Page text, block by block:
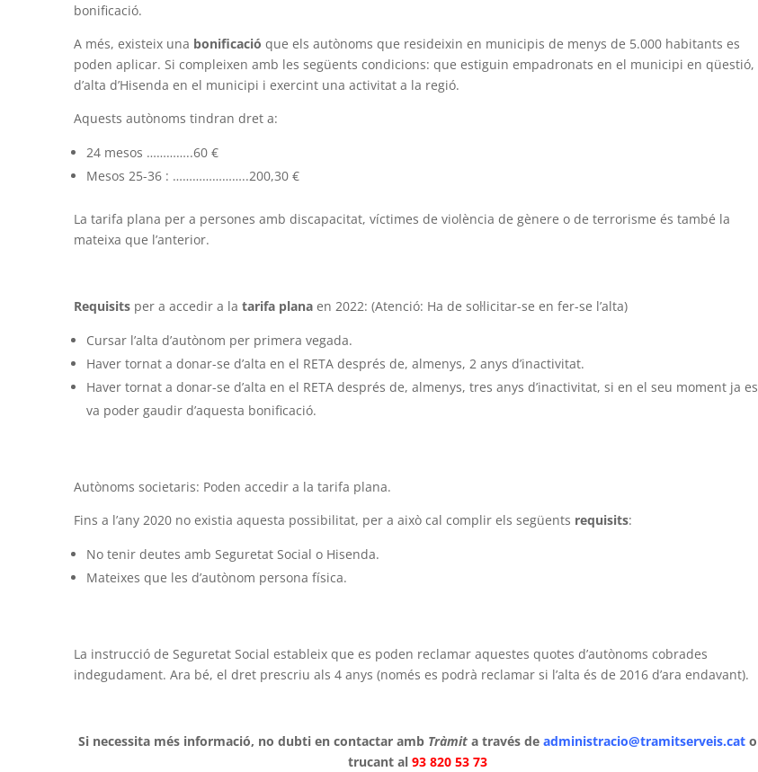
bonificació.
A més, existeix una bonificació que els autònoms que resideixin en municipis de menys de 5.000 habitants es
poden aplicar. Si compleixen amb les següents condicions: que estiguin empadronats en el municipi en qüestió,
d’alta d’Hisenda en el municipi i exercint una activitat a la regió.
Aquests autònoms tindran dret a:
24 mesos …………..60 €
Mesos 25-36 : …………………..200,30 €
La tarifa plana per a persones amb discapacitat, víctimes de violència de gènere o de terrorisme és també la
mateixa que l’anterior.
Requisits per a accedir a la tarifa plana en 2022: (Atenció: Ha de sol·licitar-se en fer-se l’alta)
Cursar l’alta d’autònom per primera vegada.
Haver tornat a donar-se d’alta en el RETA després de, almenys, 2 anys d’inactivitat.
Haver tornat a donar-se d’alta en el RETA després de, almenys, tres anys d’inactivitat, si en el seu moment ja es
va poder gaudir d’aquesta bonificació.
Autònoms societaris: Poden accedir a la tarifa plana.
Fins a l’any 2020 no existia aquesta possibilitat, per a això cal complir els següents requisits:
No tenir deutes amb Seguretat Social o Hisenda.
Mateixes que les d’autònom persona física.
La instrucció de Seguretat Social estableix que es poden reclamar aquestes quotes d’autònoms cobrades
indegudament. Ara bé, el dret prescriu als 4 anys (només es podrà reclamar si l’alta és de 2016 d’ara endavant).
Si necessita més informació, no dubti en contactar amb Tràmit a través de administracio@tramitserveis.cat o
trucant al 93 820 53 73